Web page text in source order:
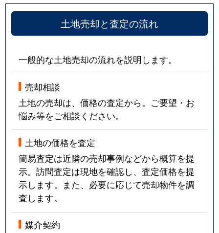
土地売却と査定の流れ
一般的な土地売却の流れを説明します。
売却相談
土地の売却は、価格の査定から。ご要望・お
悩み等をご相談ください。
土地の価格を査定
簡易査定は近隣の売却事例などから概算を提
示。訪問査定は現地を確認し、査定価格を提
示します。また、必要に応じて売却物件を調
査します。
媒介契約